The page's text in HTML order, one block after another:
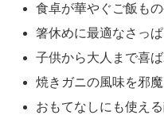
食卓が華やぐご飯も
箸休めに最適なさっ
子供から大人まで喜
焼きガニの風味を邪
おもてなしにも使え